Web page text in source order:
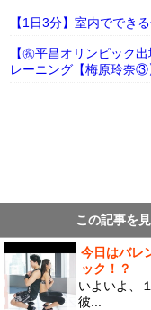
【1日3分】室内ででき
【㊗平昌オリンピック
レーニング【梅原玲奈③
この記事を
今日はバレ
ック！？
いよいよ、
彼...